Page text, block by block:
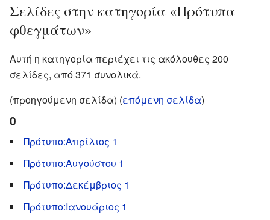
Σελίδες στην κατηγορία «Πρότυπα
φθεγμάτων»
Αυτή η κατηγορία περιέχει τις ακόλουθες 200
σελίδες, από 371 συνολικά.
(προηγούμενη σελίδα) (επόμενη σελίδα)
0
Πρότυπο:Απρίλιος 1
Πρότυπο:Αυγούστου 1
Πρότυπο:Δεκέμβριος 1
Πρότυπο:Ιανουάριος 1